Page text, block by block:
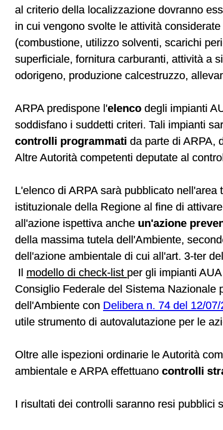
al criterio della localizzazione dovranno
in cui vengono svolte le attività
(combustione, utilizzo solventi, scarichi
superficiale, fornitura carburanti, attività a
odorigeno, produzione calcestruzzo,
ARPA predispone l'elenco degli impianti
soddisfano i suddetti criteri. Tali impianti
controlli programmati da parte di ARPA,
Altre Autorità competenti deputate al
L'elenco di ARPA sarà pubblicato nell'area
istituzionale della Regione al fine di
all'azione ispettiva anche un'azione
della massima tutela dell'Ambiente,
dell'azione ambientale di cui all'art. 3-ter
Il modello di check-list per gli impianti
Consiglio Federale del Sistema Nazionale
dell'Ambiente con Delibera n. 74 del 12/
utile strumento di autovalutazione per le
Oltre alle ispezioni ordinarie le Autorità
ambientale e ARPA effettuano controlli
I risultati dei controlli saranno resi pubblici